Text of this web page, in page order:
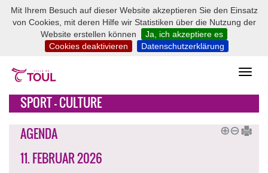
Mit Ihrem Besuch auf dieser Website akzeptieren Sie den Einsatz
von Cookies, mit deren Hilfe wir Statistiken über die Nutzung der
Website erstellen können
Ja, ich akzeptiere es
Cookies deaktivieren
Datenschutzerklärung
SPORT - CULTURE
AGENDA
11. FEBRUAR 2026